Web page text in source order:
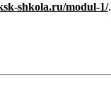
shkola.ru/modul-1/.